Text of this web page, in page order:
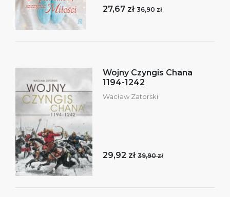
27,67 zł 36,90 zł
Wojny Czyngis Chana
1194-1242
Wacław Zatorski
29,92 zł 39,90 zł